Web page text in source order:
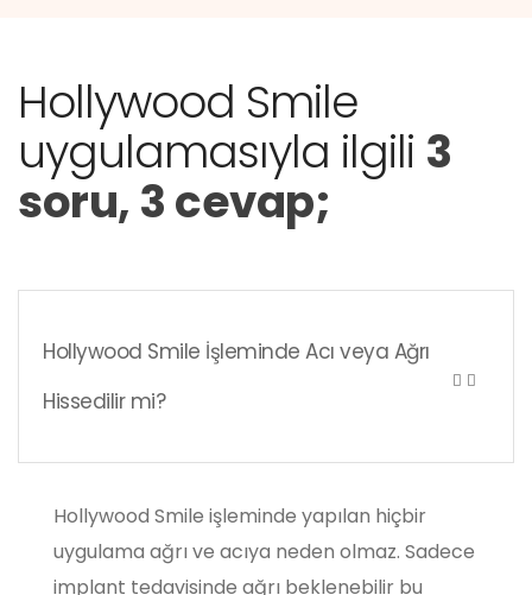
Hollywood Smile
uygulamasıyla ilgili 3
soru, 3 cevap;
Hollywood Smile İşleminde Acı veya Ağrı
Hissedilir mi?
Hollywood Smile işleminde yapılan hiçbir
uygulama ağrı ve acıya neden olmaz. Sadece
implant tedavisinde ağrı beklenebilir bu